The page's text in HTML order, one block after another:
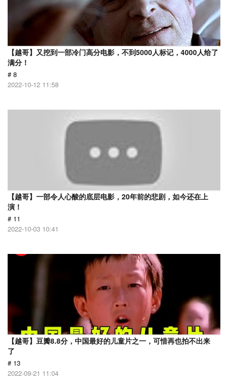
【越哥】又挖到一部冷门高分电影，不到5000人标记，4000人给了
满分！
# 8
2022-10-12 11:58
【越哥】一部令人心酸的底层电影，20年前的悲剧，如今还在上
演！
# 11
2022-10-03 10:41
【越哥】豆瓣8.8分，中国最好的儿童片之一，可惜再也拍不出来
了
# 13
2022-09-21 11:04